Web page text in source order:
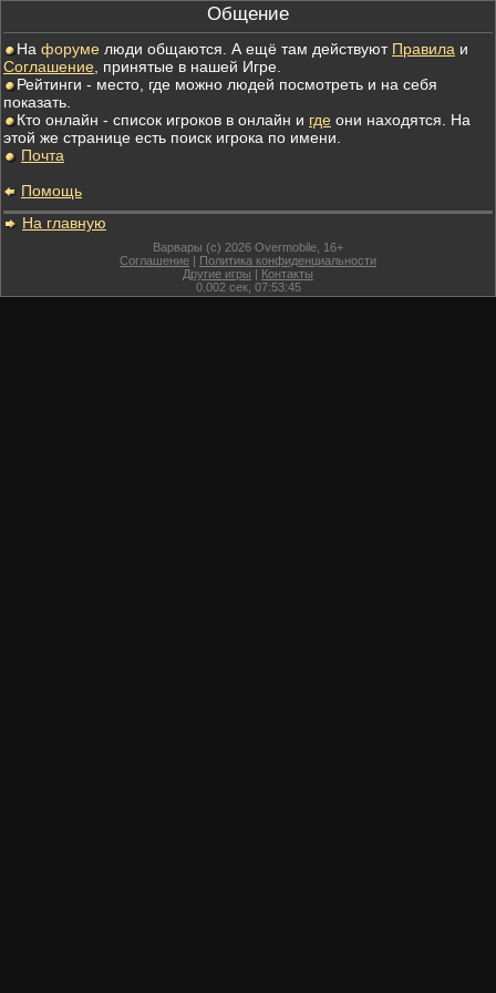
Общение
На форуме люди общаются. А ещё там действуют Правила и
Соглашение , принятые в нашей Игре.
Рейтинги - место, где можно людей посмотреть и на себя
показать.
Кто онлайн - список игроков в онлайн и где они находятся. На
этой же странице есть поиск игрока по имени.
Почта
Помощь
На главную
Варвары (c) 2026 Overmobile, 16+
Соглашение | Политика конфиденциальности
Другие игры | Контакты
0.002сек, 07:53:45